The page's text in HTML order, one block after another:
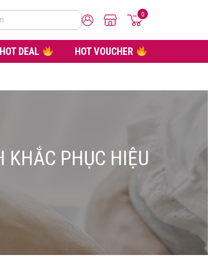
0
HOT DEAL HOT VOUCHER
KHẮC PHỤC HIỆU